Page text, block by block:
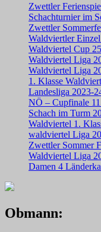
Zwettler
Schachturnier im
Zwettler
Waldviertler
Waldviertel Cup
Waldviertel Liga
Waldviertel Liga
1. Klasse
Landesliga 2023-
NÖ – Cupfinale
Schach im Turm
Waldviertel 1.
waldviertel Liga
Zwettler Sommer
Waldviertel Liga
Damen 4
Obmann: